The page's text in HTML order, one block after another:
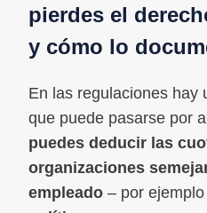
pierdes el
y cómo lo
En las regulaciones hay
que puede pasarse por
puedes deducir las
organizaciones
empleado – por ejemplo